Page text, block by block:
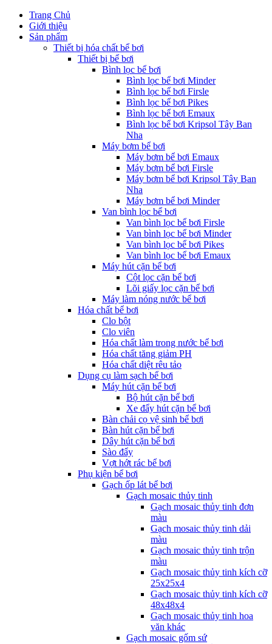
Trang Chủ
Giới thiệu
Sản phẩm
Thiết bị hóa chất bể bơi
Thiết bị bể bơi
Bình lọc bể bơi
Bình lọc bể bơi Minder
Bình lọc bể bơi Firsle
Bình lọc bể bơi Pikes
Bình lọc bể bơi Emaux
Bình lọc bể bơi Kripsol Tây Ban
Nha
Máy bơm bể bơi
Máy bơm bể bơi Emaux
Máy bơm bể bơi Firsle
Máy bơm bể bơi Kripsol Tây Ban
Nha
Máy bơm bể bơi Minder
Van bình lọc bể bơi
Van bình lọc bể bơi Firsle
Van bình lọc bể bơi Minder
Van bình lọc bể bơi Pikes
Van bình lọc bể bơi Emaux
Máy hút cặn bể bơi
Cột lọc cặn bể bơi
Lõi giấy lọc cặn bể bơi
Máy làm nóng nước bể bơi
Hóa chất bể bơi
Clo bột
Clo viên
Hóa chất làm trong nước bể bơi
Hóa chất tăng giảm PH
Hóa chất diệt rêu tảo
Dụng cụ làm sạch bể bơi
Máy hút cặn bể bơi
Bộ hút cặn bể bơi
Xe đẩy hút cặn bể bơi
Bàn chải cọ vệ sinh bể bơi
Bàn hút cặn bể bơi
Dây hút cặn bể bơi
Sào đẩy
Vợt hớt rác bể bơi
Phụ kiện bể bơi
Gạch ốp lát bể bơi
Gạch mosaic thủy tinh
Gạch mosaic thủy tinh đơn
màu
Gạch mosaic thủy tinh dải
màu
Gạch mosaic thủy tinh trộn
màu
Gạch mosaic thủy tinh kích cỡ
25x25x4
Gạch mosaic thủy tinh kích cỡ
48x48x4
Gạch mosaic thủy tinh hoa
văn khác
Gạch mosaic gốm sứ